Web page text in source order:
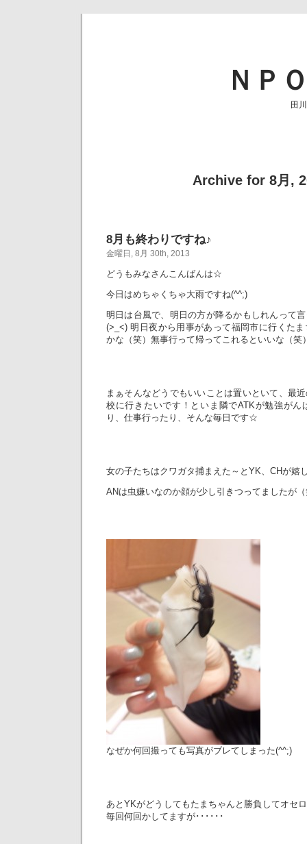
ＮＰ
田
Archive for 8月,
8月も終わりですね♪
金曜日, 8月 30th, 2013
どうもみなさんこんばんは☆
今日はめちゃくちゃ大雨ですね(^^;)
明日は台風で、明日の方が降るかもしれんって
(>_<) 明日夜から用事があって福岡市に行くた
かな（笑）無事行って帰ってこれるといいな（笑
まぁそんなどうでもいいことは置いといて、最
校に行きたいです！といま隣でATKが勉強がん
り、仕事行ったり、そんな毎日です☆
女の子たちはクワガタ捕まえた～とYK、CHが嬉
ANは虫嫌いなのか顔が少し引きつってましたが
なぜか何回撮っても写真がブレてしまった(^^;)
あとYKがどうしてもたまちゃんと勝負してオセ
毎回何回かしてますが･･････